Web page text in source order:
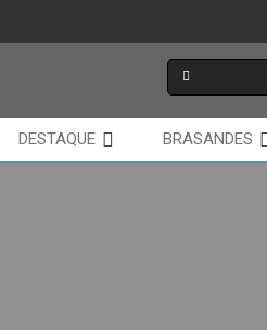
DESTAQUE BRASANDES